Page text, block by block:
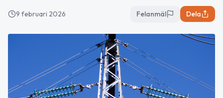
9 februari 2026 Felanmäl Dela